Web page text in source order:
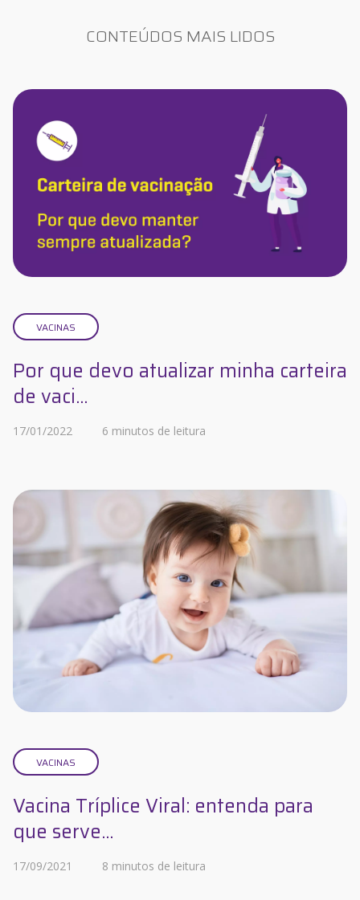
CONTEÚDOS MAIS LIDOS
VACINAS
Por que devo atualizar minha carteira
de vaci...
17/01/2022 6 minutos de leitura
VACINAS
Vacina Tríplice Viral: entenda para
que serve...
17/09/2021 8 minutos de leitura